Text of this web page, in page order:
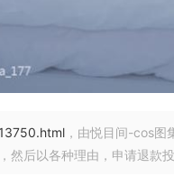
，由悦目间-cos
然后以各种理由，申请退款